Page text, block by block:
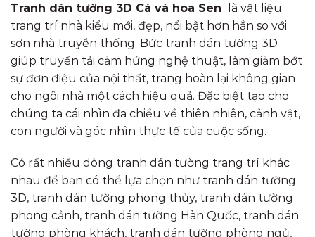
Tranh dán tường 3D Cá và hoa Sen
là vật liệu
trang trí nhà kiểu mới, đẹp, nổi bật hơn hẳn so với
sơn nhà truyền thống. Bức tranh dán tường 3D
giúp truyền tải cảm hứng nghệ thuật, làm giảm bớt
sự đơn điệu của nội thất, trang hoàn lại không gian
cho ngôi nhà một cách hiệu quả. Đặc biệt tạo cho
chúng ta cái nhìn đa chiều về thiên nhiên, cảnh vật,
con người và góc nhìn thực tế của cuộc sống.
Có rất nhiều dòng tranh dán tường trang trí khác
nhau để bạn có thể lựa chọn như tranh dán tường
3D, tranh dán tường phong thủy, tranh dán tường
phong cảnh, tranh dán tường Hàn Quốc, tranh dán
tường phòng khách, tranh dán tường phòng ngủ,